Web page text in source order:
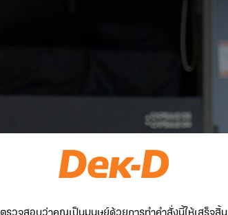
ตรวจสอบว่าคุณเป็นมนุษย์ด้วยการทำคำสั่งนี้ให้เสร็จสิ้น